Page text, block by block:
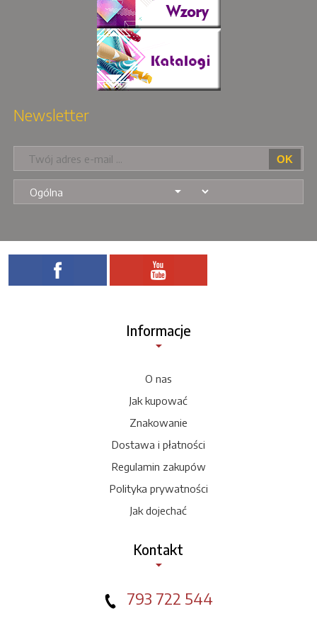
Newsletter
Informacje
O nas
Jak kupować
Znakowanie
Dostawa i płatności
Regulamin zakupów
Polityka prywatności
Jak dojechać
Kontakt
793 722 544